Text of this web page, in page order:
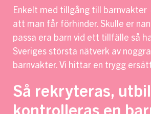
Enkelt med tillgång till
att man får förhinder. Skulle er
passa era barn vid ett tillfälle så
Sveriges största nätverk av
barnvakter. Vi hittar en trygg
Så rekryteras,